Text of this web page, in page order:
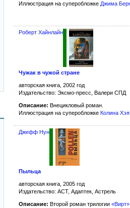
Иллюстрация на суперобложке Джима
Роберт Хайнлайн
Чужак в чужой стране
авторская книга, 2002 год
Издательство: Эксмо-пресс, Валери СПД
Описание: Внецикловый роман.
Иллюстрация на суперобложке Колина Хэя
Джефф Нун
Пыльца
авторская книга, 2005 год
Издательство: АСТ, Адаптек, Астрель
Описание: Второй роман трилогии «Вирт»